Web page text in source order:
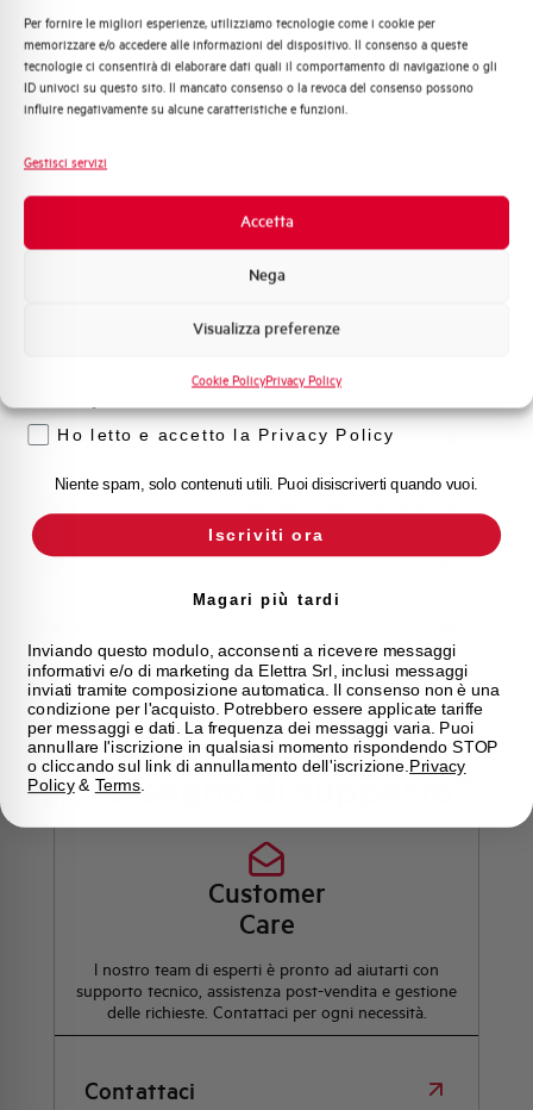
Per fornire le migliori esperienze, utilizziamo tecnologie come i cookie per
memorizzare e/o accedere alle informazioni del dispositivo. Il consenso a queste
tecnologie ci consentirà di elaborare dati quali il comportamento di navigazione o gli
ID univoci su questo sito. Il mancato consenso o la revoca del consenso possono
influire negativamente su alcune caratteristiche e funzioni.
Gestisci servizi
Accetta
Nega
Visualizza preferenze
Cookie PolicyPrivacy Policy
Capacità dei terminali 1…35 mm²
Adatto al sezionamento
Temperatura di impiego -25/+55 °C
Temperatura di riferimento (°C)
Classe di limitazione
Hai bisogno di supporto?
Customer
Care
l nostro team di esperti è pronto ad aiutarti con
supporto tecnico, assistenza post-vendita e gestione
delle richieste. Contattaci per ogni necessità.
Contattaci
Quali argomenti ti interessano di più?
Distribuzione di Energia
Automazione Industriale
Sistema Quadri
Promozioni e offerte
Formazione tecnica
Voglio ricevere aggiornamenti, novità di
Ho letto e accetto la Privacy Policy
Niente spam, solo contenuti utili. Puoi disiscriverti quando vuoi.
Iscriviti ora
Magari più tardi
Inviando questo modulo, acconsenti a ricevere messaggi
informativi e/o di marketing da Elettra Srl, inclusi messaggi
inviati tramite composizione automatica. Il consenso non è una
condizione per l'acquisto. Potrebbero essere applicate tariffe
per messaggi e dati. La frequenza dei messaggi varia. Puoi
annullare l'iscrizione in qualsiasi momento rispondendo STOP
o cliccando sul link di annullamento dell'iscrizione. Privacy
Policy& Terms